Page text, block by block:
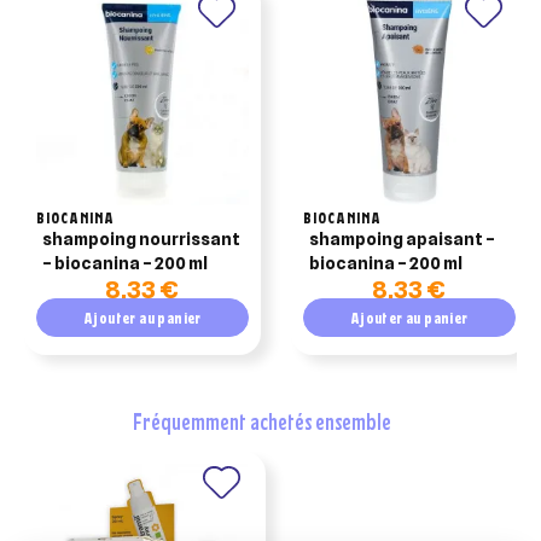
BIOCANINA
shampoing nourrissant
– biocanina – 200 ml
8,33 €
Ajouter au panier
BIOCANINA
shampoing apaisant –
biocanina – 200 ml
8,33 €
Ajouter au panier
fréquemment achetés ensemble